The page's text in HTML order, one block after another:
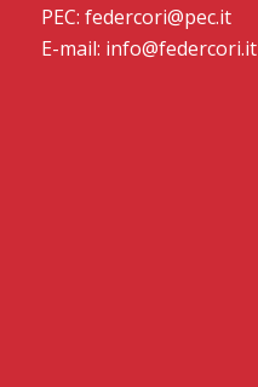
PEC: federcori@pec.it
E-mail: info@federcori.it